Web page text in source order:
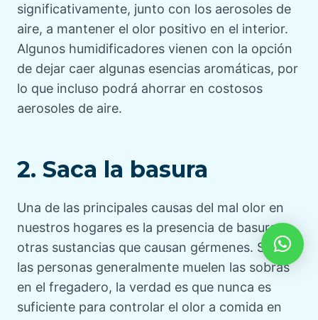
significativamente, junto con los aerosoles de
aire, a mantener el olor positivo en el interior.
Algunos humidificadores vienen con la opción
de dejar caer algunas esencias aromáticas, por
lo que incluso podrá ahorrar en costosos
aerosoles de aire.
2. Saca la basura
Una de las principales causas del mal olor en
nuestros hogares es la presencia de basura y
otras sustancias que causan gérmenes. Si bien
las personas generalmente muelen las sobras
en el fregadero, la verdad es que nunca es
suficiente para controlar el olor a comida en